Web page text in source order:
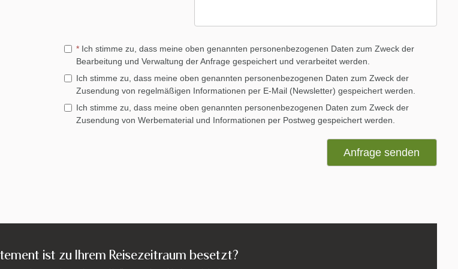
* Ich stimme zu, dass meine oben genannten personenbezogenen Daten zum Zweck der
Bearbeitung und Verwaltung der Anfrage gespeichert und verarbeitet werden.
Ich stimme zu, dass meine oben genannten personenbezogenen Daten zum Zweck der
Zusendung von regelmäßigen Informationen per E-Mail (Newsletter) gespeichert werden.
Ich stimme zu, dass meine oben genannten personenbezogenen Daten zum Zweck der
Zusendung von Werbematerial und Informationen per Postweg gespeichert werden.
Anfrage senden
ist zu Ihrem Reisezeitraum besetzt?